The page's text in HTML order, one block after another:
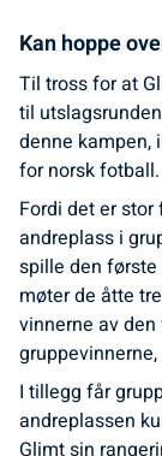
Kan hoppe
Til tross for at
til
denne kampen,
for norsk fotball.
Fordi det er
andreplass i
spille den
møter de åtte
vinnerne av
I tillegg får
andreplassen
Glimt sin